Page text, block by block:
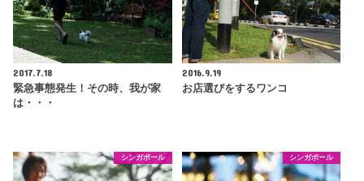
2017.7.18
緊急事態発生！その時、我が家
は・・・
2016.9.19
お店選びをするワンコ
シンガポール シンガポール